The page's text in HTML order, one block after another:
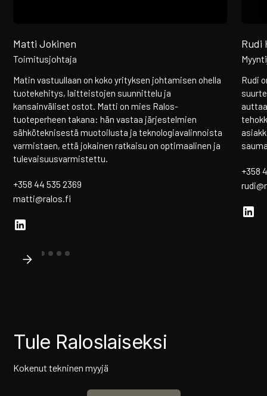
Matti Jokinen
Toimitusjohtaja
Matin vastuullaan on koko yrityksen johtamisen ohella
tuotekehitys, laitteistojen suunnittelu ja
kansainväliset ostot. Matti on mies Ralos-
tuoteperheen takana: hän vastaa järjestelmien
sähköteknisestä muotoilusta ja teknologiavalinnoista
varmistaen, että jokainen ratkaisu on optimaalinen ja
tulevaisuusvarmistettu.
+358 44 535 2369
matti@ralos.fi
Rudi
Rudi
+358
Tule Raloslaiseksi
Kokenut tekninen myyjä